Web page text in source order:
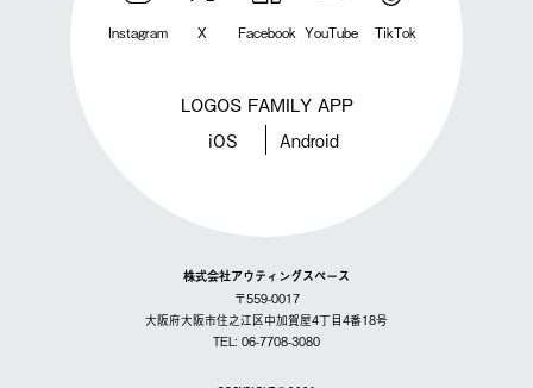
Instagram X Facebook YouTube TikTok
LOGOS FAMILY APP
iOS Android
株式会社アウティングスペース
〒559-0017
大阪府大阪市住之江区中加賀屋4丁目4番18号
TEL: 06-7708-3080